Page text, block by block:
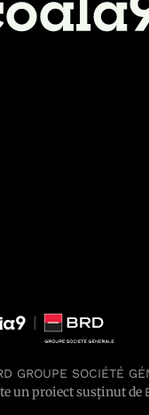
GROUPE SOCIÉTÉ
un proiect susținut de